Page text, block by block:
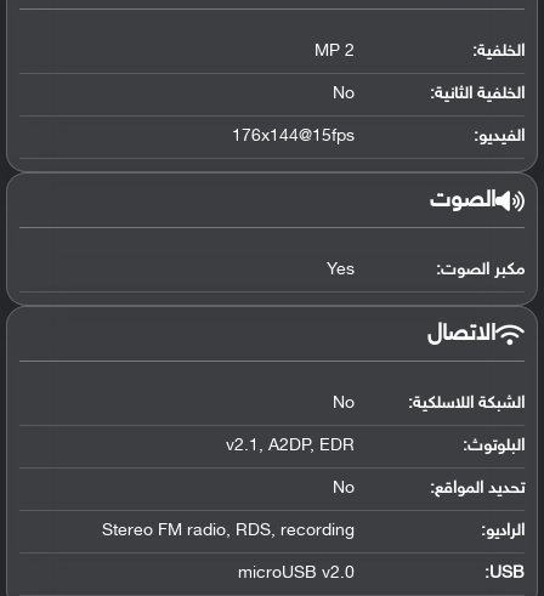
الخلفية: 2 MP
الخلفية الثانية: No
الفيديو: 176x144@15fps
الصوت
مكبر الصوت: Yes
الاتصال
الشبكة اللاسلكية: No
البلوتوث:
v2.1, A2DP, EDR
تحديد المواقع:
No
الراديو: Stereo FM radio, RDS, recording
USB
:
microUSB v2.0